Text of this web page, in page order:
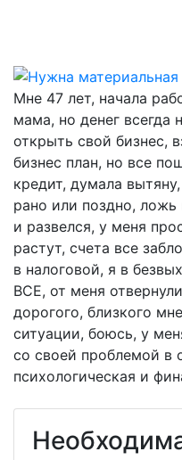
Мне 47 лет, начала
мама, но денег всегда
открыть свой бизнес,
бизнес план, но все
кредит, думала
рано или поздно,
и развелся, у меня
растут, счета все
в налоговой, я в
ВСЕ, от меня
дорогого, близкого
ситуации, боюсь, у
со своей проблемой в
психологическая и